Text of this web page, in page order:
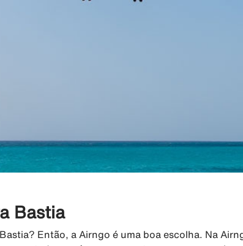
Bastia
Então, a Airngo é uma boa escolha. Na